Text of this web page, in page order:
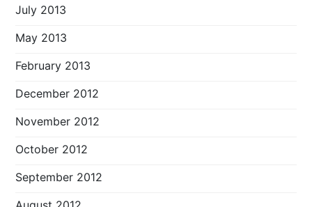
July 2013
May 2013
February 2013
December 2012
November 2012
October 2012
September 2012